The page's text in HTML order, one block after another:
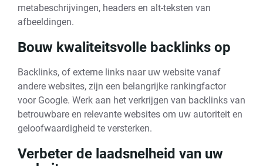
metabeschrijvingen, headers en alt-teksten van
afbeeldingen.
Bouw kwaliteitsvolle backlinks op
Backlinks, of externe links naar uw website vanaf
andere websites, zijn een belangrijke rankingfactor
voor Google. Werk aan het verkrijgen van backlinks van
betrouwbare en relevante websites om uw autoriteit en
geloofwaardigheid te versterken.
Verbeter de laadsnelheid van uw